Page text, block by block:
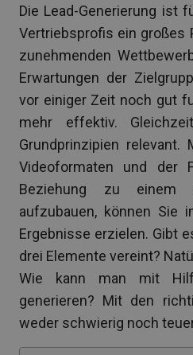
Die Lead-Generierung ist
Vertriebsprofis ein großes
zunehmenden
Erwartungen der
vor einiger Zeit noch gut
mehr effektiv.
Grundprinzipien relevant.
Videoformaten und der
Beziehung zu einem
aufzubauen, können Sie
Ergebnisse erzielen. Gibt
drei Elemente vereint?
Wie kann man mit
generieren? Mit den
weder schwierig noch